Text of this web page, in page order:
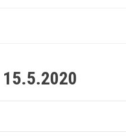
15.5.2020